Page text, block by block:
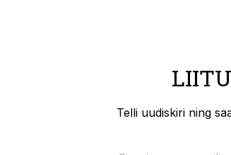
Telli uudiskiri ning